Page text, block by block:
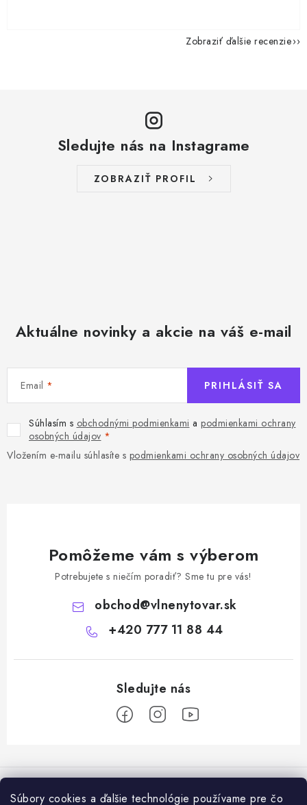
Súbory cookies a ďalšie technológie používame pre čo
Zobraziť ďalšie recenzie
Sledujte nás na Instagrame
ZOBRAZIŤ PROFIL
Aktuálne novinky a akcie na váš e-mail
Email
Súhlasím s obchodnými podmienkami a podmienkami ochrany
osobných údajov
Vložením e-mailu súhlasíte s podmienkami ochrany osobných údajov
PRIHLÁSIŤ SA
Pomôžeme vám s výberom
Potrebujete s niečím poradiť? Sme tu pre vás!
obchod@vlnenytovar.sk
+420 777 11 88 44
á